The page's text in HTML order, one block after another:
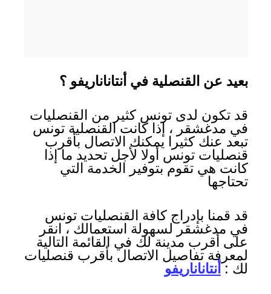
بعيد عن القنصلية في أنتاناناريفو ؟
قد تكون لدى تونس كثير من القنصليات
في مدغشقر ، إذا كانت القنصلية تونس
تبعد عنك كثيرا يمكنك الاتصال بأقرب
قنصليات تونس أولا لأجل تحديد ما إذا
كانت هي تقوم بتوفير الخدمة التي
تحتاجها
قد قمنا بإدراج كافة القنصليات تونس
في مدغشقر لسهولة استعمالك ، انقر
على أقرب مدينة لك في القائمة التالية
لمعرفة تفاصيل الاتصال بأقرب قنصليات
لك : أنتاناناريفو